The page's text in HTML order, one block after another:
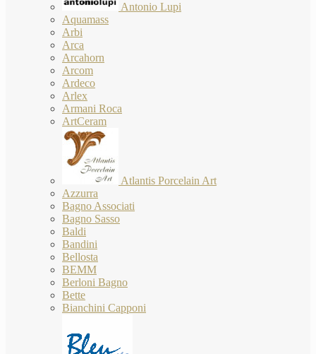
Antonio Lupi
Aquamass
Arbi
Arca
Arcahorn
Arcom
Ardeco
Arlex
Armani Roca
ArtCeram
Atlantis Porcelain Art
Azzurra
Bagno Associati
Bagno Sasso
Baldi
Bandini
Bellosta
BEMM
Berloni Bagno
Bette
Bianchini Capponi